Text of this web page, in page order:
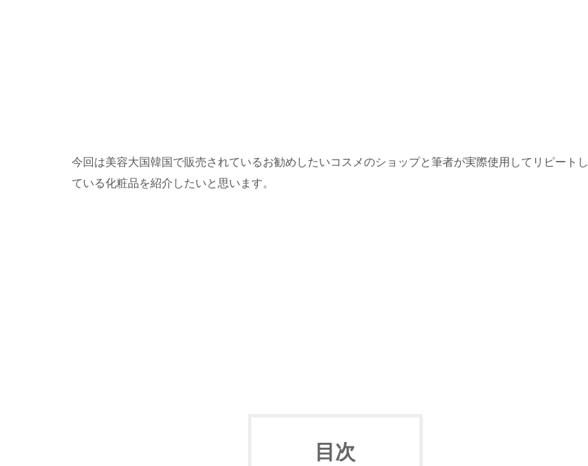
今回は美容大国韓国で販売されているお勧めしたいコスメのショップと筆者が実際使用してリピートし
ている化粧品を紹介したいと思います。
目次